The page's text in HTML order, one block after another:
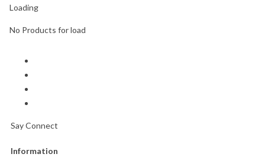
Loading
No Products for load
Say Connect
Information